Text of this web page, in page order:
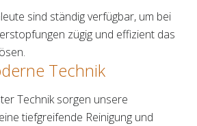
sind ständig verfügbar, um bei
zügig und effizient das
Technik
Technik sorgen unsere
tiefgreifende Reinigung und